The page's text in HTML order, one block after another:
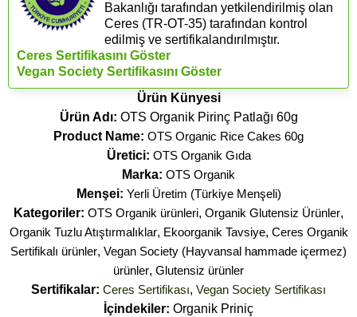
Bakanlığı tarafından yetkilendirilmiş olan
Ceres (​TR-OT-35) tarafından kontrol
edilmiş ve sertifikalandırılmıştır.
Ceres Sertifikasını Göster
Vegan Society Sertifikasını Göster
Ürün Künyesi
Ürün Adı: OTS Organik Pirinç Patlağı 60g
Product Name: OTS Organic Rice Cakes 60g
Üretici: OTS Organik Gıda
Marka: OTS Organik
Menşei: Yerli Üretim (Türkiye Menşeli)
Kategoriler: OTS Organik ürünleri, Organik Glutensiz Ürünler,
Organik Tuzlu Atıştırmalıklar, Ekoorganik Tavsiye, Ceres Organik
Sertifikalı ürünler, Vegan Society (Hayvansal hammade içermez)
ürünler, Glutensiz ürünler
Sertifikalar: Ceres Sertifikası, Vegan Society Sertifikası
İçindekiler: Organik Priniç